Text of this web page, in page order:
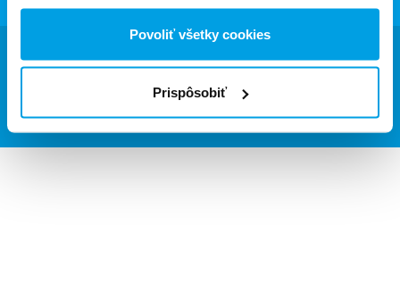
Povoliť všetky cookies
Prispôsobiť
Copyright © Všetky práva vyhradené. EUROWATER
Whistleblower Cookies Ochrana osobných údajov